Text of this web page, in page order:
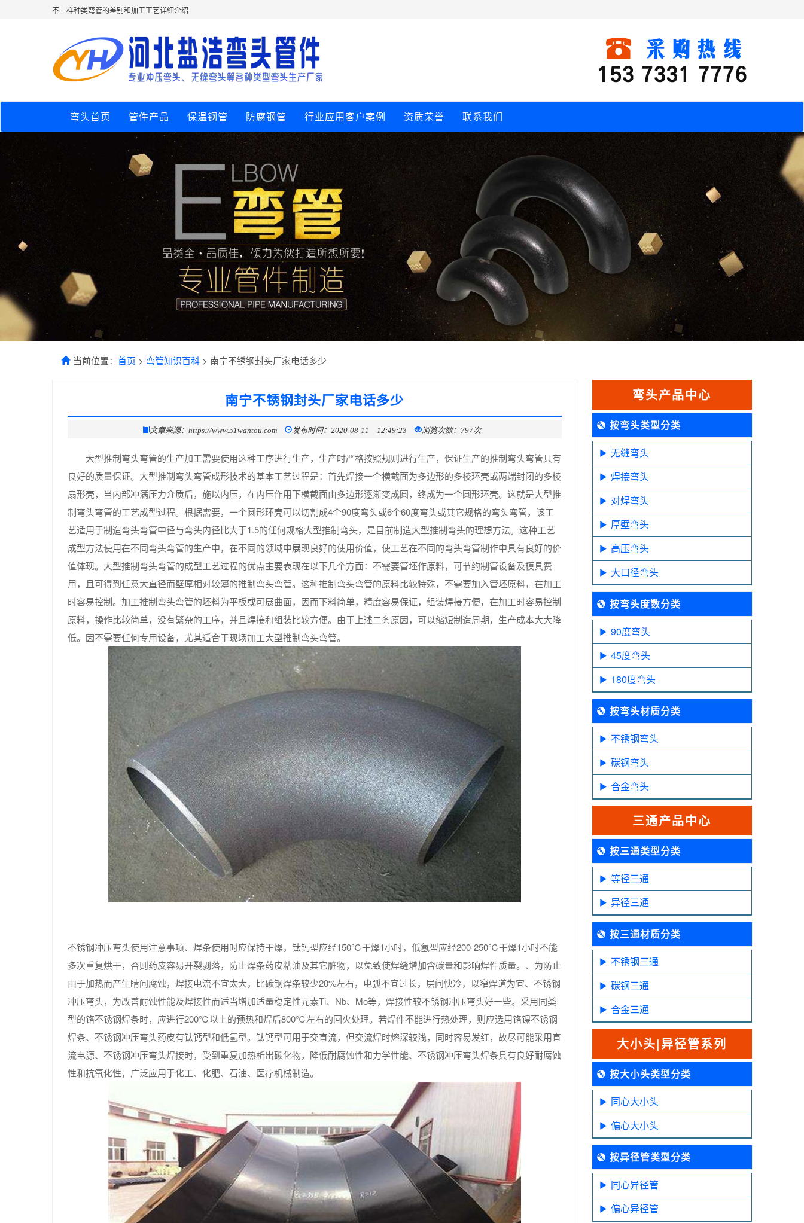
不一样种类弯管的差别和加工工艺详细介绍
弯头首页 管件产品 保温钢管 防腐钢管 行业应用客户案例 资质荣誉 联系我们
当前位置： 首页 > 弯管知识百科 > 南宁不锈钢封头厂家电话多少
南宁不锈钢封头厂家电话多少
文章来源：https://www.51wantou.com 发布时间：2020-08-11 12:49:23 浏览次数：797次
大型推制弯头弯管的生产加工需要使用这种工序进行生产，生产时严格按照规则进行生产，保证生产的推制弯头弯管具有
良好的质量保证。大型推制弯头弯管成形技术的基本工艺过程是：首先焊接一个横截面为多边形的多棱环壳或两端封闭的多棱
扇形壳，当内部冲满压力介质后，施以内压，在内压作用下横截面由多边形逐渐变成圆，终成为一个圆形环壳。这就是大型推
制弯头弯管的工艺成型过程。根据需要，一个圆形环壳可以切割成4个90度弯头或6个60度弯头或其它规格的弯头弯管，该工
艺适用于制造弯头弯管中径与弯头内径比大于1.5的任何规格大型推制弯头，是目前制造大型推制弯头的理想方法。这种工艺
成型方法使用在不同弯头弯管的生产中，在不同的领域中展现良好的使用价值，使工艺在不同的弯头弯管制作中具有良好的价
值体现。大型推制弯头弯管的成型工艺过程的优点主要表现在以下几个方面：不需要管坯作原料，可节约制管设备及模具费
用，且可得到任意大直径而壁厚相对较薄的推制弯头弯管。这种推制弯头弯管的原料比较特殊，不需要加入管坯原料，在加工
时容易控制。加工推制弯头弯管的坯料为平板或可展曲面，因而下料简单，精度容易保证，组装焊接方便，在加工时容易控制
原料，操作比较简单，没有繁杂的工序，并且焊接和组装比较方便。由于上述二条原因，可以缩短制造周期，生产成本大大降
低。因不需要任何专用设备，尤其适合于现场加工大型推制弯头弯管。
不锈钢冲压弯头使用注意事项、焊条使用时应保持干燥，钛钙型应经150℃干燥1小时，低氢型应经200-250℃干燥1小时不能
多次重复烘干，否则药皮容易开裂剥落，防止焊条药皮粘油及其它脏物，以免致使焊缝增加含碳量和影响焊件质量。、为防止
由于加热而产生睛间腐蚀，焊接电流不宜太大，比碳钢焊条较少20%左右，电弧不宜过长，层间快冷，以窄焊道为宜、不锈钢
冲压弯头，为改善耐蚀性能及焊接性而适当增加适量稳定性元素Ti、Nb、Mo等，焊接性较不锈钢冲压弯头好一些。采用同类
型的铬不锈钢焊条时，应进行200℃以上的预热和焊后800℃左右的回火处理。若焊件不能进行热处理，则应选用铬镍不锈钢
焊条、不锈钢冲压弯头药皮有钛钙型和低氢型。钛钙型可用于交直流，但交流焊时熔深较浅，同时容易发红，故尽可能采用直
流电源、不锈钢冲压弯头焊接时，受到重复加热析出碳化物，降低耐腐蚀性和力学性能、不锈钢冲压弯头焊条具有良好耐腐蚀
性和抗氧化性，广泛应用于化工、化肥、石油、医疗机械制造。
弯头产品中心
按弯头类型分类
无缝弯头
焊接弯头
对焊弯头
厚壁弯头
高压弯头
大口径弯头
按弯头度数分类
90度弯头
45度弯头
180度弯头
按弯头材质分类
不锈钢弯头
碳钢弯头
合金弯头
三通产品中心
按三通类型分类
等径三通
异径三通
按三通材质分类
不锈钢三通
碳钢三通
合金三通
大小头|异径管系列
按大小头类型分类
同心大小头
偏心大小头
按异径管类型分类
同心异径管
偏心异径管